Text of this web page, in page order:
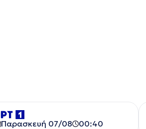
Παρασκευή 07/08
00:40